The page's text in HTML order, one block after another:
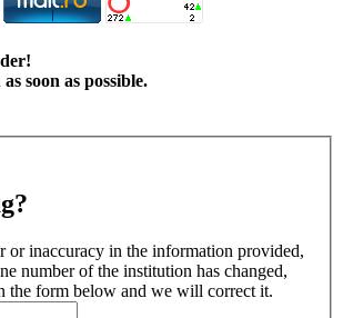
soon as possible.
or inaccuracy in the information provided,
number of the institution has changed,
the form below and we will correct it.